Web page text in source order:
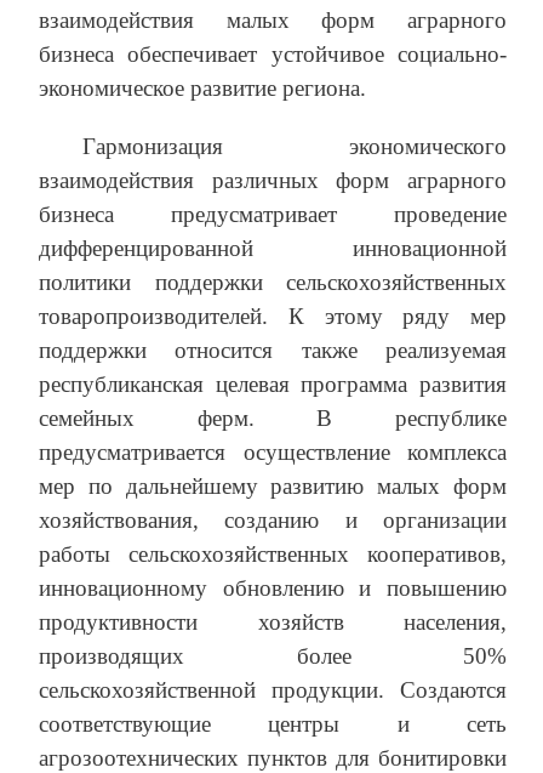
взаимодействия малых форм аграрного
бизнеса обеспечивает устойчивое социально-
экономическое развитие региона.
Гармонизация экономического
взаимодействия различных форм аграрного
бизнеса предусматривает проведение
дифференцированной инновационной
политики поддержки сельскохозяйственных
товаропроизводителей. К этому ряду мер
поддержки относится также реализуемая
республиканская целевая программа развития
семейных ферм. В республике
предусматривается осуществление комплекса
мер по дальнейшему развитию малых форм
хозяйствования, созданию и организации
работы сельскохозяйственных кооперативов,
инновационному обновлению и повышению
продуктивности хозяйств населения,
производящих более 50%
сельскохозяйственной продукции. Создаются
соответствующие центры и сеть
агрозоотехнических пунктов для бонитировки